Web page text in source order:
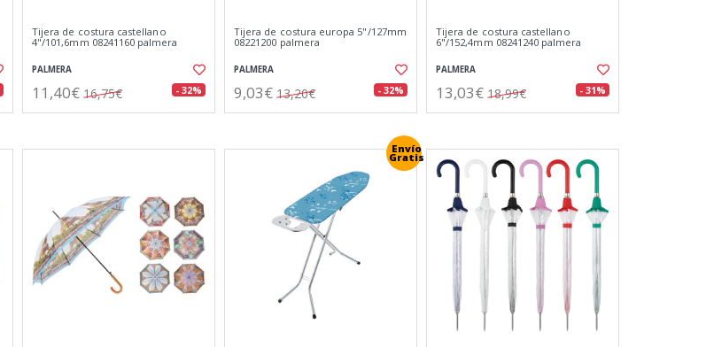
Tijera de costura castellano
4"/101,6mm 08241160 palmera
PALMERA
11,40€ 16,75€ - 32%
Tijera de costura europa 5"/127mm
08221200 palmera
PALMERA
9,03€ 13,20€ - 32%
Tijera de costura castellano
6"/152,4mm 08241240 palmera
PALMERA
13,03€ 18,99€ - 31%
Envío
Gratis